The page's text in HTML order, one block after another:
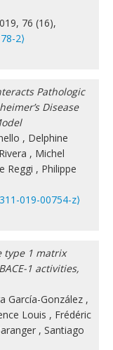
76 (16),
2⟩
Pathologic
Disease
, Delphine
, Michel
Reggi , Philippe
019-00754-z⟩
type 1 matrix
1 activities,
García-González ,
Louis , Frédéric
, Santiago